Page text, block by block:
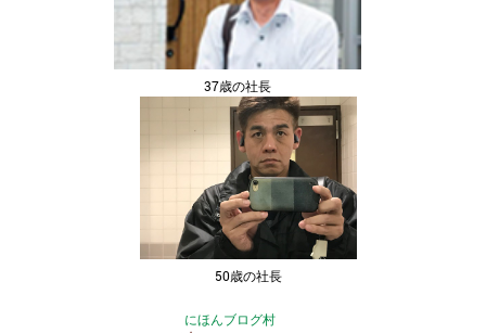
37歳の社長
50歳の社長
にほんブログ村